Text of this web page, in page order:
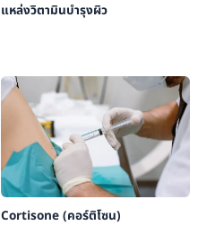
แหล่งวิตามินบำรุงผิว
Cortisone (คอร์ติโซน)